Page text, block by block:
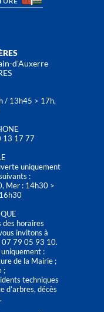
d'Auxerre
/ 13h45 > 17h,
13 17 77
uniquement
:
Mer : 14h30 >
des horaires
invitons à
07 79 05 93 10.
:
de la Mairie ;
;
techniques
d’arbres, décès